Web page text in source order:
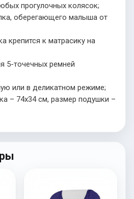
прогулочных колясок;
оберегающего малыша от
крепится к матрасику на
5-точечных ремней
или в деликатном режиме;
– 74х34 см, размер подушки –